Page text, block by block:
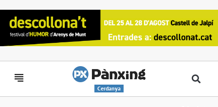
Cerdanya